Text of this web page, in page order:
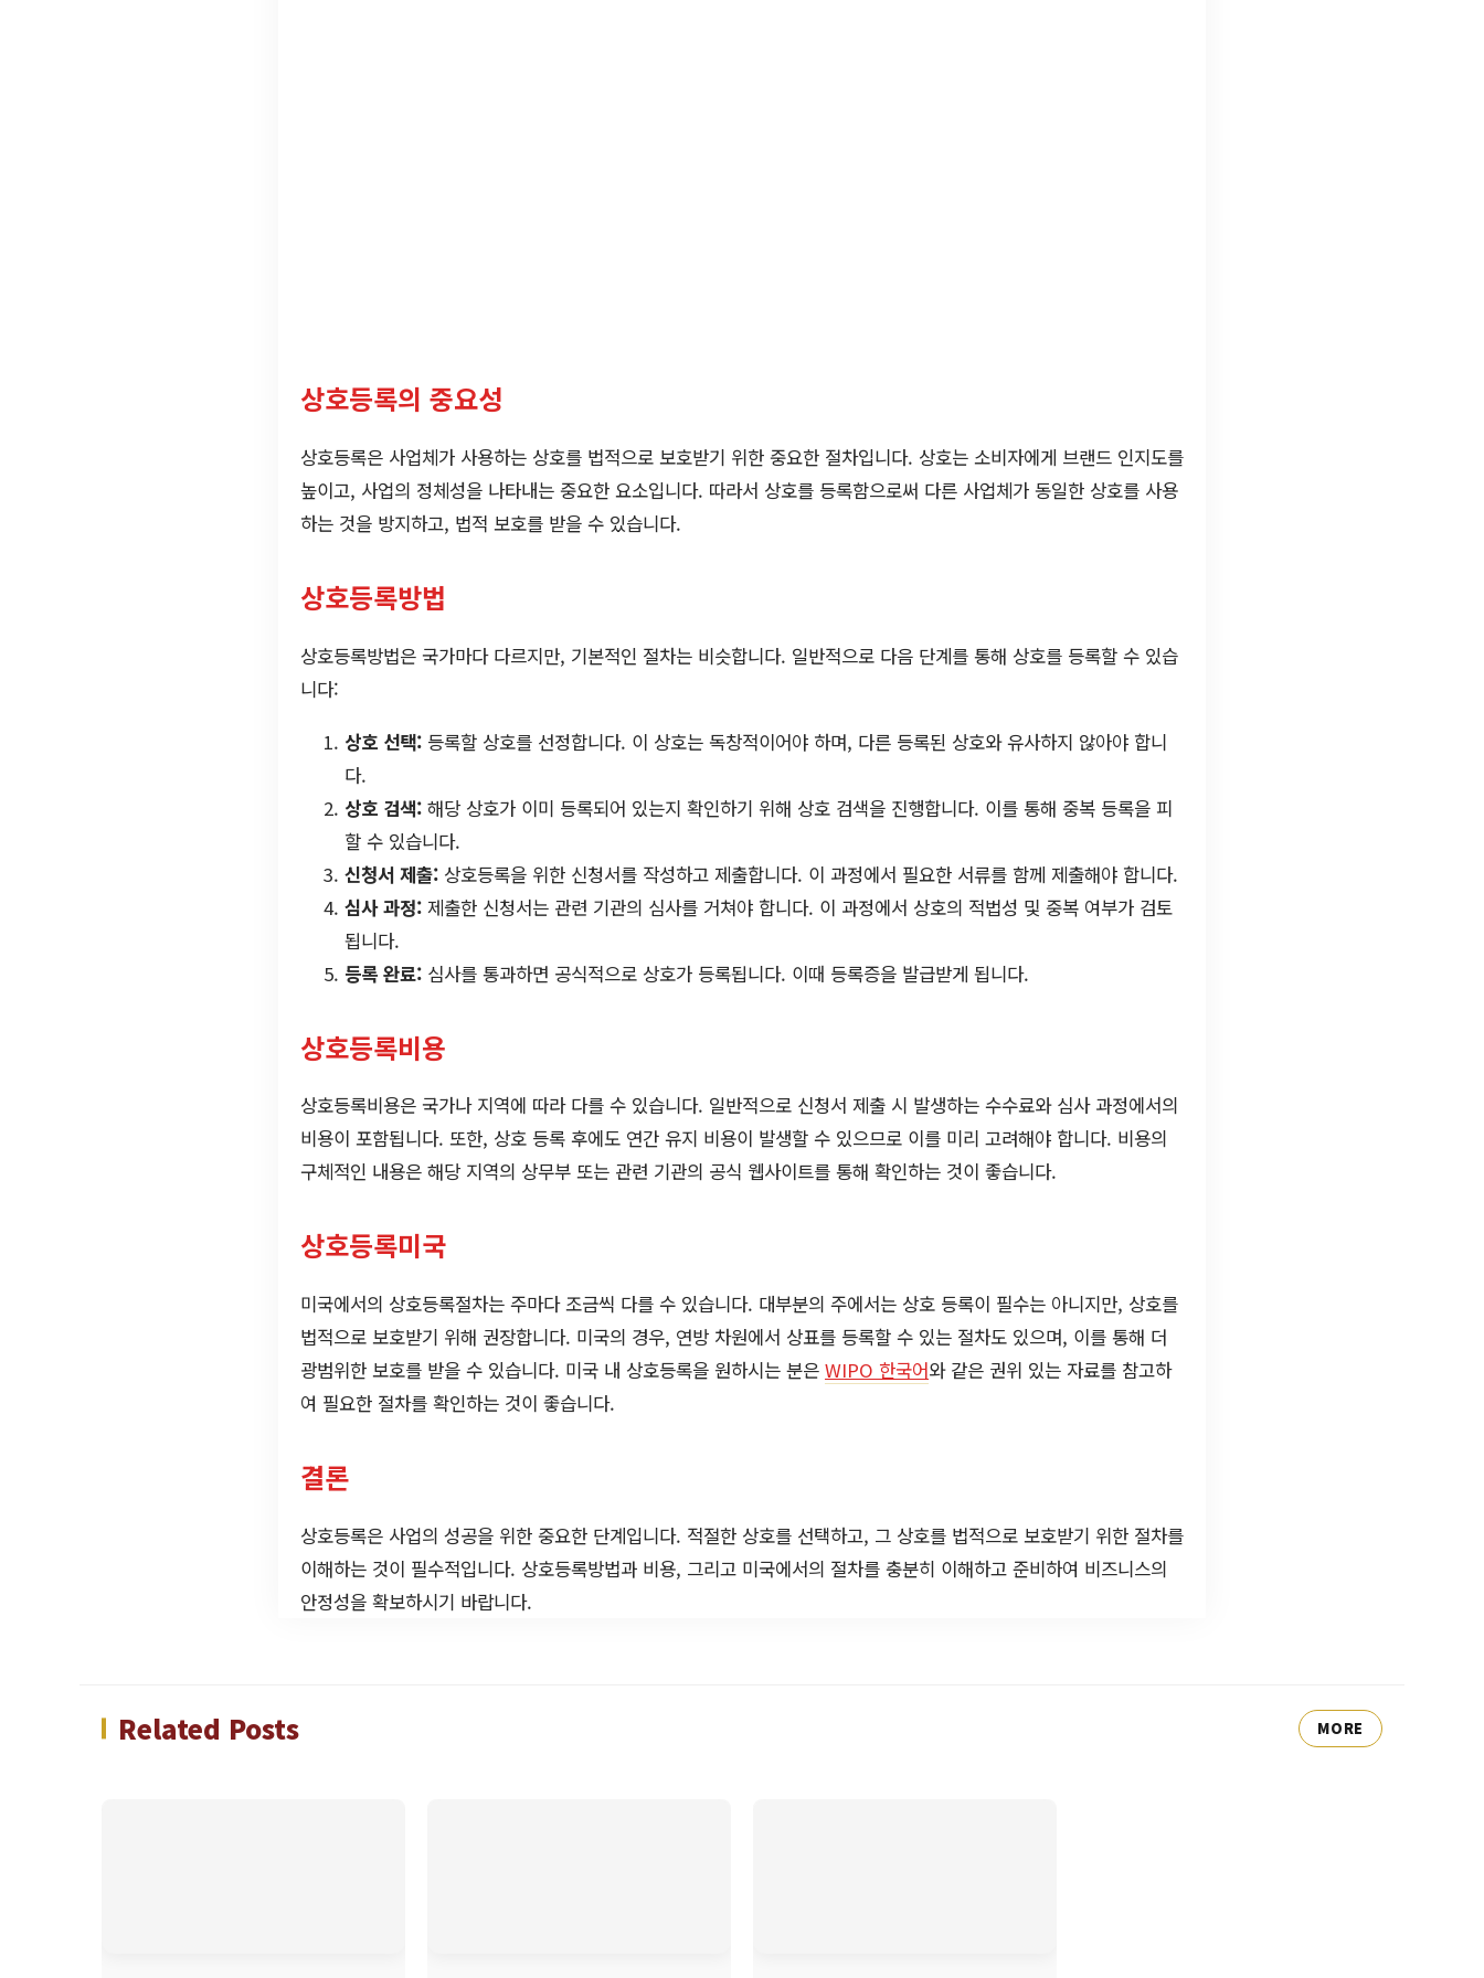
상호등록의 중요성
상호등록은 사업체가 사용하는 상호를 법적으로 보호받기 위한 중요한 절차입니다. 상호는 소비자에게 브랜드 인지도를
높이고, 사업의 정체성을 나타내는 중요한 요소입니다. 따라서 상호를 등록함으로써 다른 사업체가 동일한 상호를 사용
하는 것을 방지하고, 법적 보호를 받을 수 있습니다.
상호등록방법
상호등록방법은 국가마다 다르지만, 기본적인 절차는 비슷합니다. 일반적으로 다음 단계를 통해 상호를 등록할 수 있습
니다:
상호 선택: 등록할 상호를 선정합니다. 이 상호는 독창적이어야 하며, 다른 등록된 상호와 유사하지 않아야 합니
다.
상호 검색: 해당 상호가 이미 등록되어 있는지 확인하기 위해 상호 검색을 진행합니다. 이를 통해 중복 등록을 피
할 수 있습니다.
신청서 제출: 상호등록을 위한 신청서를 작성하고 제출합니다. 이 과정에서 필요한 서류를 함께 제출해야 합니다.
심사 과정: 제출한 신청서는 관련 기관의 심사를 거쳐야 합니다. 이 과정에서 상호의 적법성 및 중복 여부가 검토
됩니다.
등록 완료: 심사를 통과하면 공식적으로 상호가 등록됩니다. 이때 등록증을 발급받게 됩니다.
상호등록비용
상호등록비용은 국가나 지역에 따라 다를 수 있습니다. 일반적으로 신청서 제출 시 발생하는 수수료와 심사 과정에서의
비용이 포함됩니다. 또한, 상호 등록 후에도 연간 유지 비용이 발생할 수 있으므로 이를 미리 고려해야 합니다. 비용의
구체적인 내용은 해당 지역의 상무부 또는 관련 기관의 공식 웹사이트를 통해 확인하는 것이 좋습니다.
상호등록미국
미국에서의 상호등록절차는 주마다 조금씩 다를 수 있습니다. 대부분의 주에서는 상호 등록이 필수는 아니지만, 상호를
법적으로 보호받기 위해 권장합니다. 미국의 경우, 연방 차원에서 상표를 등록할 수 있는 절차도 있으며, 이를 통해 더
광범위한 보호를 받을 수 있습니다. 미국 내 상호등록을 원하시는 분은 WIPO 한국어와 같은 권위 있는 자료를 참고하
여 필요한 절차를 확인하는 것이 좋습니다.
결론
상호등록은 사업의 성공을 위한 중요한 단계입니다. 적절한 상호를 선택하고, 그 상호를 법적으로 보호받기 위한 절차를
이해하는 것이 필수적입니다. 상호등록방법과 비용, 그리고 미국에서의 절차를 충분히 이해하고 준비하여 비즈니스의
안정성을 확보하시기 바랍니다.
Related Posts MORE